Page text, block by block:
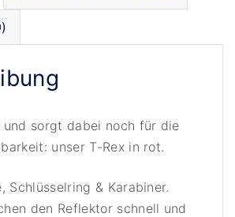
und sorgt dabei noch für die
unser T-Rex in rot.
Schlüsselring & Karabiner.
den Reflektor schnell und